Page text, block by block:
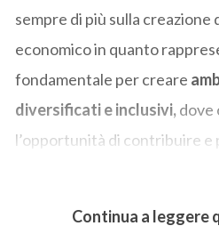
sempre di più sulla creazione
economico in quanto
fondamentale per creare
diversificati e inclusivi,dove
l’opportunità di contribuire e
Continua a leggere